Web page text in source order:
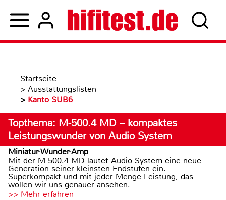
Startseite
> Ausstattungslisten
> Kanto SUB6
Topthema: M-500.4 MD – kompaktes
Leistungswunder von Audio System
Miniatur-Wunder-Amp
Mit der M-500.4 MD läutet Audio System eine neue
Generation seiner kleinsten Endstufen ein.
Superkompakt und mit jeder Menge Leistung, das
wollen wir uns genauer ansehen.
>> Mehr erfahren